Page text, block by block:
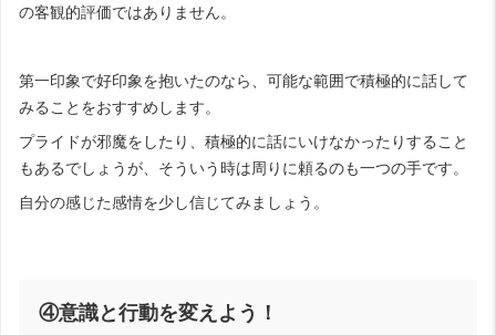
の客観的評価ではありません。
第一印象で好印象を抱いたのなら、可能な範囲で積極的に話して
みることをおすすめします。
プライドが邪魔をしたり、積極的に話にいけなかったりすること
もあるでしょうが、そういう時は周りに頼るのも一つの手です。
自分の感じた感情を少し信じてみましょう。
④意識と行動を変えよう！